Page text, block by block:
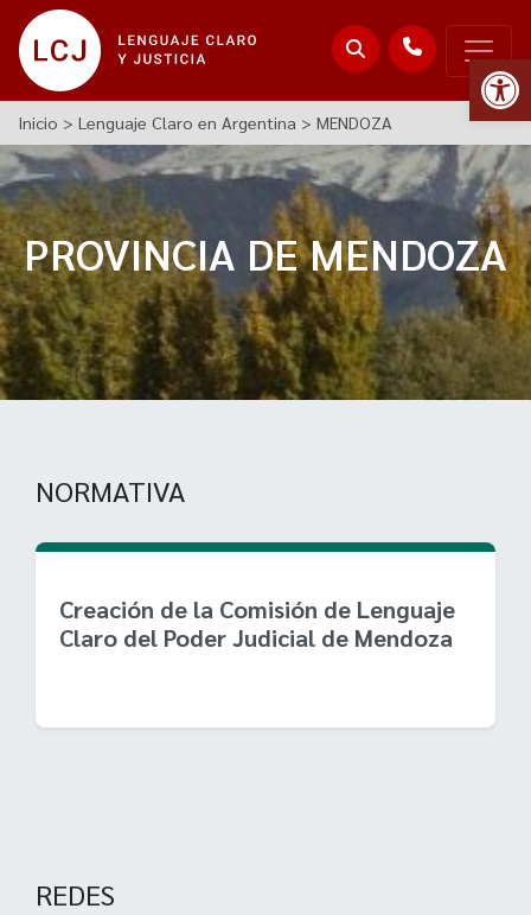
Inicio > Lenguaje Claro en Argentina > MENDOZA
PROVINCIA DE MENDOZA
NORMATIVA
Creación de la Comisión de Lenguaje
Claro del Poder Judicial de Mendoza
REDES